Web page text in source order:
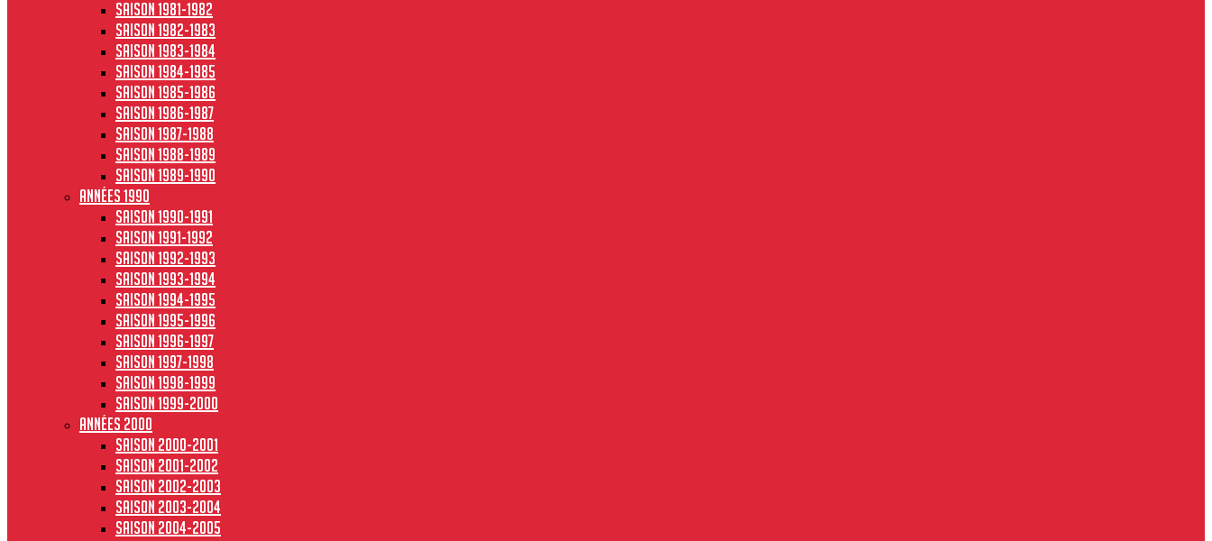
Saison 1981-1982
Saison 1982-1983
Saison 1983-1984
Saison 1984-1985
Saison 1985-1986
Saison 1986-1987
Saison 1987-1988
Saison 1988-1989
Saison 1989-1990
Années 1990
Saison 1990-1991
Saison 1991-1992
Saison 1992-1993
Saison 1993-1994
Saison 1994-1995
Saison 1995-1996
Saison 1996-1997
Saison 1997-1998
Saison 1998-1999
Saison 1999-2000
Années 2000
Saison 2000-2001
Saison 2001-2002
Saison 2002-2003
Saison 2003-2004
Saison 2004-2005